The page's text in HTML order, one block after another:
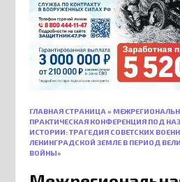
ГЛАВНАЯ СТРАНИЦА »
ПРАКТИЧЕСКАЯ КОНФЕРЕНЦИЯ ПОД
ИСТОРИИ: ТРАГЕДИЯ СОВЕТСКИХ
ЛЕНИНГРАДСКОЙ ЗЕМЛЕ В ПЕРИОД
ВОЙНЫ»